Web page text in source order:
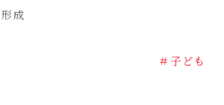
成
＃子ども